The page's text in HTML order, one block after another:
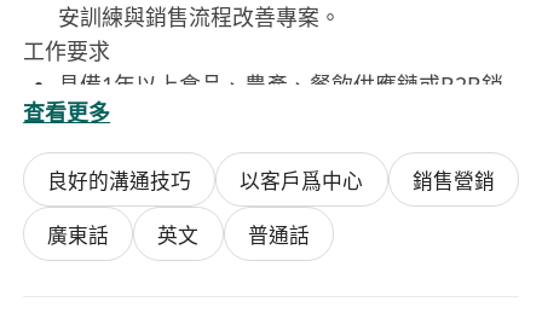
安訓練與銷售流程改善專案。
工作要求
具備1年以上食品、農產、餐飲供應鏈或B2B銷
售相關經驗，熟悉食材特性、儲運條件及行業法
規者尤佳。
具備良好溝通表達能力與服務意識，能清晰說明
產品優勢，並有效處理客戶異議與投訴。
具基本數位工具操作能力，能熟練使用Excel進
查看更多
良好的溝通技巧 以客戶爲中心
銷售營銷
廣東話
英文 普通話